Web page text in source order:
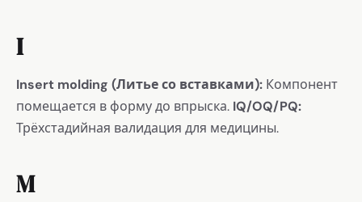
I
Insert molding (Литье со вставками): Компонент
помещается в форму до впрыска. IQ/OQ/PQ:
Трёхстадийная валидация для медицины.
M